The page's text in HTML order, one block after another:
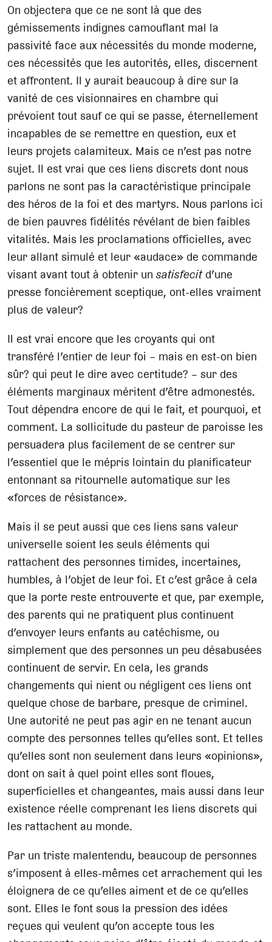
On objectera que ce ne sont là que des
gémissements indignes camouflant mal la
passivité face aux nécessités du monde moderne,
ces nécessités que les autorités, elles, discernent
et affrontent. Il y aurait beaucoup à dire sur la
vanité de ces visionnaires en chambre qui
prévoient tout sauf ce qui se passe, éternellement
incapables de se remettre en question, eux et
leurs projets calamiteux. Mais ce n’est pas notre
sujet. Il est vrai que ces liens discrets dont nous
parlons ne sont pas la caractéristique principale
des héros de la foi et des martyrs. Nous parlons ici
de bien pauvres fidélités révélant de bien faibles
vitalités. Mais les proclamations officielles, avec
leur allant simulé et leur «audace» de commande
visant avant tout à obtenir unsatisfecitd’une
presse foncièrement sceptique, ont-elles vraiment
plus de valeur?
Il est vrai encore que les croyants qui ont
transféré l’entier de leur foi – mais en est-on bien
sûr? qui peut le dire avec certitude? – sur des
éléments marginaux méritent d’être admonestés.
Tout dépendra encore de qui le fait, et pourquoi, et
comment. La sollicitude du pasteur de paroisse les
persuadera plus facilement de se centrer sur
l’essentiel que le mépris lointain du planificateur
entonnant sa ritournelle automatique sur les
«forces de résistance».
Mais il se peut aussi que ces liens sans valeur
universelle soient les seuls éléments qui
rattachent des personnes timides, incertaines,
humbles, à l’objet de leur foi. Et c’est grâce à cela
que la porte reste entrouverte et que, par exemple,
des parents qui ne pratiquent plus continuent
d’envoyer leurs enfants au catéchisme, ou
simplement que des personnes un peu désabusées
continuent de servir. En cela, les grands
changements qui nient ou négligent ces liens ont
quelque chose de barbare, presque de criminel.
Une autorité ne peut pas agir en ne tenant aucun
compte des personnes telles qu’elles sont. Et telles
qu’elles sont non seulement dans leurs «opinions»,
dont on sait à quel point elles sont floues,
superficielles et changeantes, mais aussi dans leur
existence réelle comprenant les liens discrets qui
les rattachent au monde.
Par un triste malentendu, beaucoup de personnes
s’imposent à elles-mêmes cet arrachement qui les
éloignera de ce qu’elles aiment et de ce qu’elles
sont. Elles le font sous la pression des idées
reçues qui veulent qu’on accepte tous les